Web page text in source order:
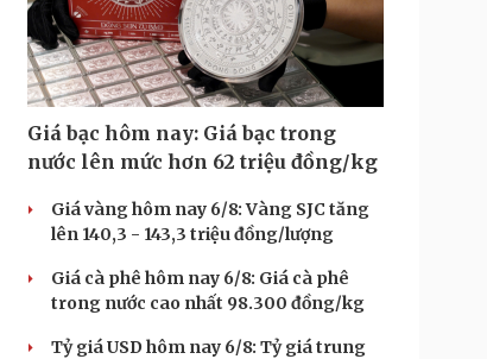
Giá bạc hôm nay: Giá bạc trong
nước lên mức hơn 62 triệu đồng/kg
Giá vàng hôm nay 6/8: Vàng SJC tăng
lên 140,3 - 143,3 triệu đồng/lượng
Giá cà phê hôm nay 6/8: Giá cà phê
trong nước cao nhất 98.300 đồng/kg
Tỷ giá USD hôm nay 6/8: Tỷ giá trung